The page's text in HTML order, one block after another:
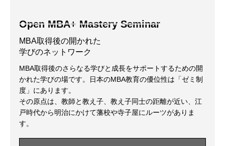
Open MBA+ Mastery Seminar
MBA取得後の開かれた
学びのネットワーク
MBA取得後のさらなる学びと成長をサポートするための開
かれた学びの場です。日本のMBA教育の優位性は「ゼミ制
度」にあります。
その原点は、教師と教え子、教え子同士の距離が近い、江
戸時代から明治にかけて藩校や寺子屋にルーツがありま
す。